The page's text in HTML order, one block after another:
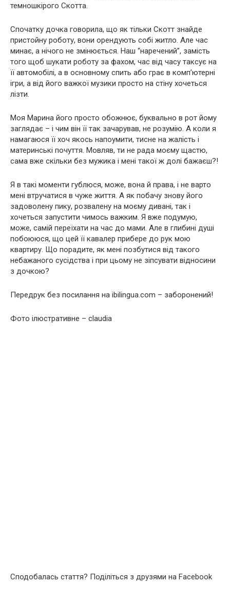
темношкірого Скотта.
Спочатку дочка говорила, що як тільки Скотт знайде
пристойну роботу, вони орендують собі житло. Але час
минає, а нічого не змінюється. Наш “наречений”, замість
того щоб шукати роботу за фахом, час від часу таксує на
її автомобілі, а в основному спить або грає в комп’ютерні
ігри, а від його важкої ​​музики просто на стіну хочеться
лізти.
Моя Марина його просто обожнює, буквально в рот йому
заглядає – і чим він її так зачарував, не розумію. А коли я
намагаюся її хоч якось напоумити, тисне на жалість і
материнські почуття. Мовляв, ти не рада моєму щастю,
сама вже скільки без мужика і мені такої ж долі бажаєш?!
Я в такі моменти гублюся, може, вона й права, і не варто
мені втручатися в чуже життя. А як побачу знову його
задоволену пику, розвалену на моєму дивані, так і
хочеться запустити чимось важким. Я вже подумую,
може, самій переїхати на час до мами. Але в глибині душі
побоююся, що цей її кавалер прибере до рук мою
квартиру. Що порадите, як мені позбутися від такого
небажаного сусідства і при цьому не зіпсувати відносини
з дочкою?
Передрук без посилання на ibilingua.com – заборонений!
Фото ілюстративне – claudia
Сподобалась стаття? Поділіться з друзями на Facebook